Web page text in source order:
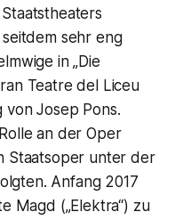
sehr eng
in „Die
Teatre del Liceu
von Josep Pons.
an der Oper
Staatsoper unter der
Anfang 2017
Magd („Elektra“) zu